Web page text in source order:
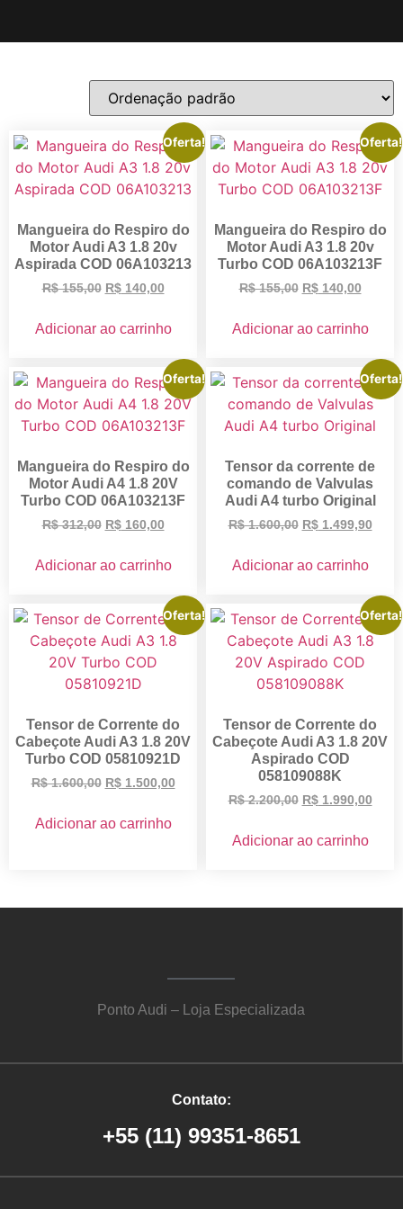
Oferta!
Mangueira do Respiro do
Motor Audi A3 1.8 20v
Aspirada COD 06A103213
R$155,00 R$140,00
Adicionar ao carrinho
Oferta!
Mangueira do Respiro do
Motor Audi A3 1.8 20v
Turbo COD 06A103213F
R$155,00 R$140,00
Adicionar ao carrinho
Oferta!
Mangueira do Respiro do
Motor Audi A4 1.8 20V
Turbo COD 06A103213F
R$312,00 R$160,00
Adicionar ao carrinho
Oferta!
Tensor da corrente de
comando de Valvulas
Audi A4 turbo Original
R$1.600,00 R$1.499,90
Adicionar ao carrinho
Oferta!
Tensor de Corrente do
Cabeçote Audi A3 1.8 20V
Turbo COD 05810921D
R$1.600,00 R$1.500,00
Adicionar ao carrinho
Oferta!
Tensor de Corrente do
Cabeçote Audi A3 1.8 20V
Aspirado COD
058109088K
R$2.200,00 R$1.990,00
Adicionar ao carrinho
Ponto Audi – Loja Especializada
Contato:
+55 (11) 99351-8651